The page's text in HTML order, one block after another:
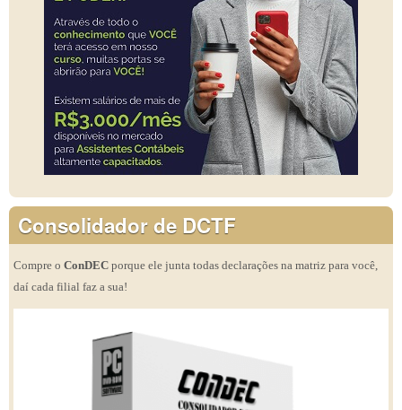
Consolidador de DCTF
Compre o ConDEC porque ele junta todas declarações na matriz para você,
daí cada filial faz a sua!